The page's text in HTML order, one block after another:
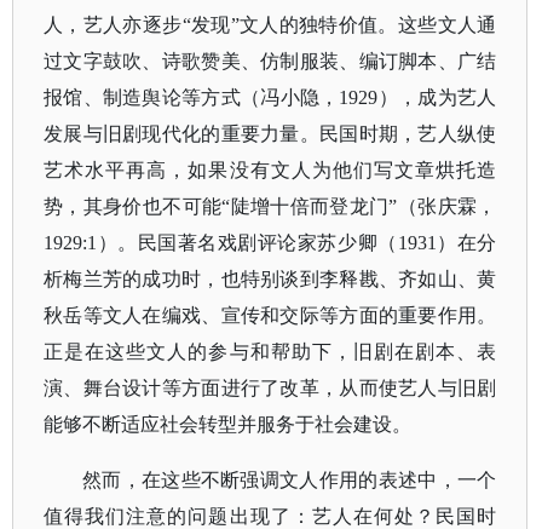
人，艺人亦逐步“发现”文人的独特价值。这些文人通
过文字鼓吹、诗歌赞美、仿制服装、编订脚本、广结
报馆、制造舆论等方式（冯小隐，1929），成为艺人
发展与旧剧现代化的重要力量。民国时期，艺人纵使
艺术水平再高，如果没有文人为他们写文章烘托造
势，其身价也不可能“陡增十倍而登龙门”（张庆霖，
1929:1）。民国著名戏剧评论家苏少卿（1931）在分
析梅兰芳的成功时，也特别谈到李释戡、齐如山、黄
秋岳等文人在编戏、宣传和交际等方面的重要作用。
正是在这些文人的参与和帮助下，旧剧在剧本、表
演、舞台设计等方面进行了改革，从而使艺人与旧剧
能够不断适应社会转型并服务于社会建设。
然而，在这些不断强调文人作用的表述中，一个
值得我们注意的问题出现了：艺人在何处？民国时